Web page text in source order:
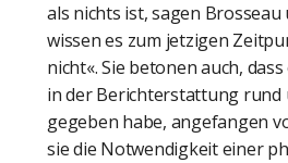
als nichts ist, sagen Brosseau
wissen es zum jetzigen
nicht«. Sie betonen auch,
in der Berichterstattung rund
gegeben habe, angefangen
sie die Notwendigkeit einer